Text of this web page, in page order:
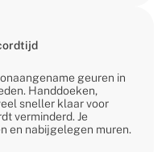
geuren in
Handdoeken,
sneller klaar voor
verminderd. Je
en nabijgelegen muren.